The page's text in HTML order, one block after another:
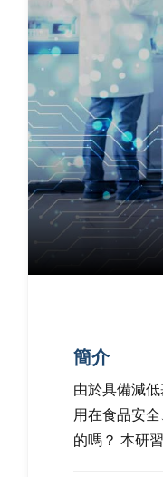
簡介
由於具備減
用在食品安
的嗎？ 本研